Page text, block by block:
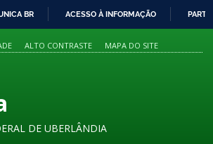
PARA
O
BR ACESSO À INFORMAÇÃO
ALTO CONTRASTE MAPA DO SITE
DE UBERLÂNDIA